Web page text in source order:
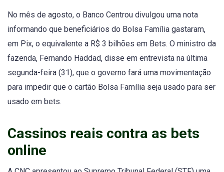
No mês de agosto, o Banco Centrou divulgou uma nota
informando que beneficiários do Bolsa Família gastaram,
em Pix, o equivalente a R$ 3 bilhões em Bets. O ministro da
fazenda, Fernando Haddad, disse em entrevista na última
segunda-feira (31), que o governo fará uma movimentação
para impedir que o cartão Bolsa Família seja usado para ser
usado em bets.
Cassinos reais contra as bets
online